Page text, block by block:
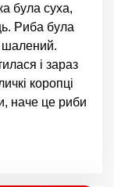
була суха,
Риба була
шалений.
і зараз
коропці
наче це риби